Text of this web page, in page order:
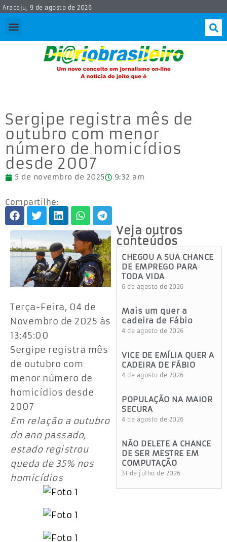
Aracaju, 9 de agosto de 2026
Sergipe registra mês de
outubro com menor
número de homicídios
desde 2007
5 de novembro de 2025 9:32 am
Compartilhe:
Terça-Feira, 04 de
Novembro de 2025 às
13:45:00
Sergipe registra mês
de outubro com
menor número de
homicídios desde
2007
Em relação a outubro
do ano passado,
estado registrou
queda de 35% nos
homicídios
Veja outros
conteúdos
CHEGOU A SUA CHANCE
DE EMPREGO PARA
TODA VIDA
6 de agosto de 2026
Mais um quer a
cadeira de Fábio
4 de agosto de 2026
VICE DE EMÍLIA QUER A
CADEIRA DE FÁBIO
4 de agosto de 2026
POPULAÇÃO NA MAIOR
SECURA
4 de agosto de 2026
NÃO DELETE A CHANCE
DE SER MESTRE EM
COMPUTAÇÃO
31 de julho de 2026